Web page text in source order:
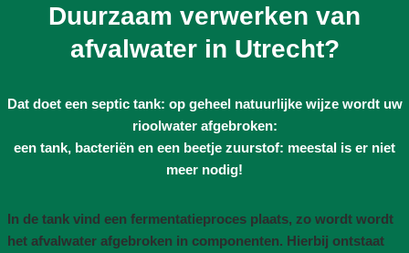
Duurzaam verwerken van
afvalwater in Utrecht?
Dat doet een septic tank: op geheel natuurlijke wijze wordt uw
rioolwater afgebroken:
een tank, bacteriën en een beetje zuurstof: meestal is er niet
meer nodig!
In de tank vind een fermentatieproces plaats, zo wordt wordt
het afvalwater afgebroken in componenten. Hierbij ontstaat